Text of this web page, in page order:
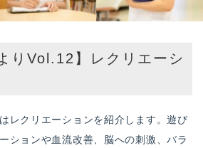
りVol.12】レクリエーシ
レクリエーションを紹介します。遊び
ションや血流改善、脳への刺激、バラ